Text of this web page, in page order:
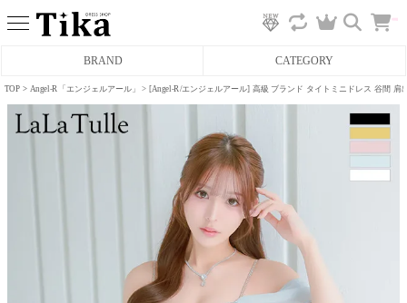
BRAND CATEGORY
へ
TOP Angel-R「エンジェルアール」 [Angel-R/エンジェルアール] 高級 ブランド タイトミニドレス 谷間